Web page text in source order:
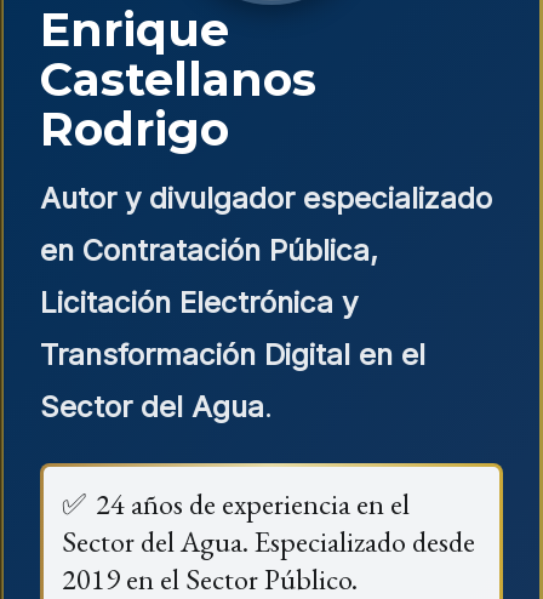
Enrique
Castellanos
Rodrigo
Autor y divulgador especializado
en Contratación Pública,
Licitación Electrónica y
Transformación Digital en el
Sector del Agua.
✅ 24 años de experiencia en el
Sector del Agua. Especializado desde
2019 en el Sector Público.